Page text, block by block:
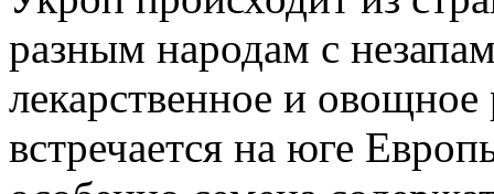
разным народам с
лекарственное и
встречается на юге